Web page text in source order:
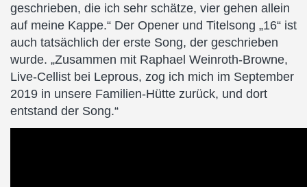
geschrieben, die ich sehr schätze, vier gehen allein
auf meine Kappe.“ Der Opener und Titelsong „16“ ist
auch tatsächlich der erste Song, der geschrieben
wurde. „Zusammen mit Raphael Weinroth-Browne,
Live-Cellist bei Leprous, zog ich mich im September
2019 in unsere Familien-Hütte zurück, und dort
entstand der Song.“